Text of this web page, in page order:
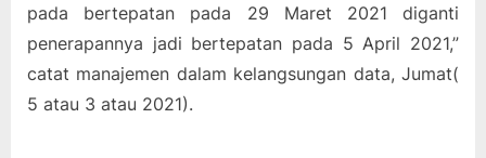
pada bertepatan pada 29 Maret 2021 diganti
penerapannya jadi bertepatan pada 5 April 2021,”
catat manajemen dalam kelangsungan data, Jumat(
5 atau 3 atau 2021).